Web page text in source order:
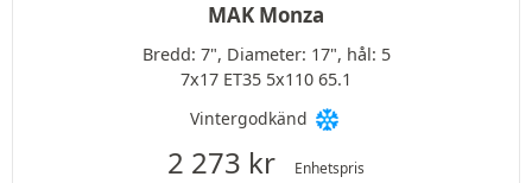
MAK Monza
Bredd: 7", Diameter: 17", hål: 5
7x17 ET35 5x110 65.1
Vintergodkänd
2 273 kr Enhetspris